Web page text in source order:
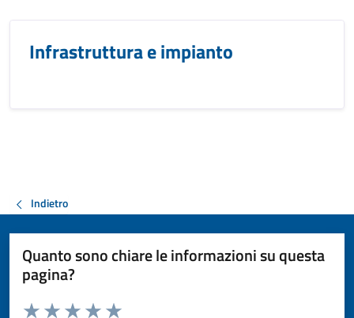
Infrastruttura e impianto
Indietro
Quanto sono chiare le informazioni su questa
pagina?
Valuta da 1 a 5 stelle la pagina